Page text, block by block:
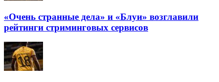
«Очень странные дела» и «Блуи» возглавили
рейтинги стриминговых сервисов